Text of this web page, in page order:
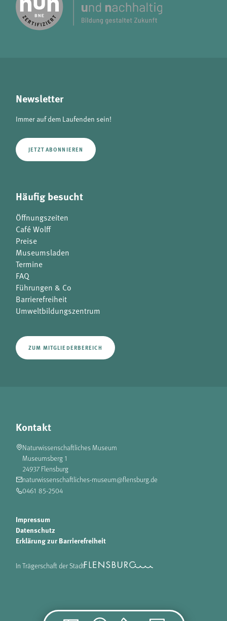
Newsletter
Immer auf dem Laufenden sein!
JETZT ABONNIEREN
Häufig besucht
Öffnungszeiten
Café Wolff
Preise
Museumsladen
Termine
FAQ
Führungen & Co
Barrierefreiheit
Umweltbildungszentrum
ZUM MITGLIEDERBEREICH
Kontakt
Naturwissenschaftliches Museum
Museumsberg 1
24937 Flensburg
naturwissenschaftliches-museum@flensburg.de
0461 85-2504
In Trägerschaft der Stadt
Impressum
Datenschutz
Erklärung zur Barrierefreiheit